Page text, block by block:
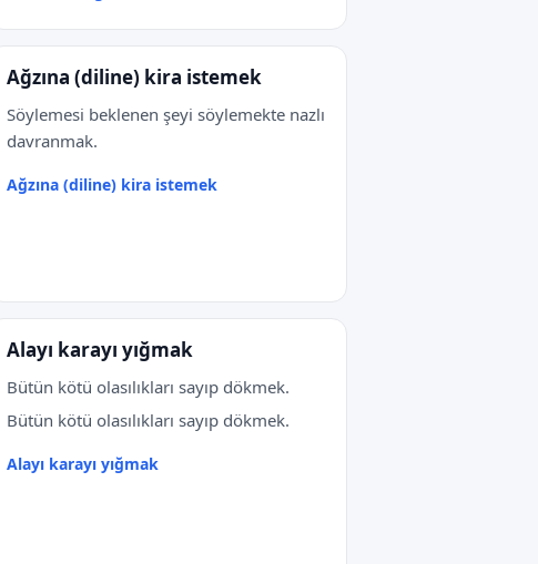
Ağzına (diline) kira istemek
Söylemesi beklenen şeyi söylemekte nazlı
davranmak.
Ağzına (diline) kira istemek
Alayı karayı yığmak
Bütün kötü olasılıkları sayıp dökmek.
Bütün kötü olasılıkları sayıp dökmek.
Alayı karayı yığmak